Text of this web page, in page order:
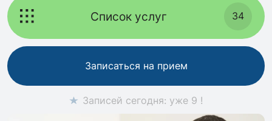
Список услуг 34
Записаться на прием
Записей сегодня: уже 9 !